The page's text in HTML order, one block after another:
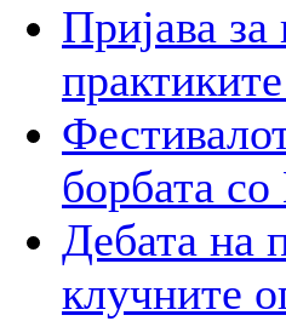
Пријава за
борбата
Дебата на
клучните